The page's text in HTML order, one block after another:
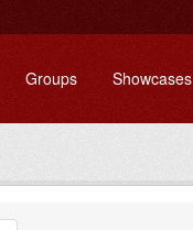
Groups Showcases